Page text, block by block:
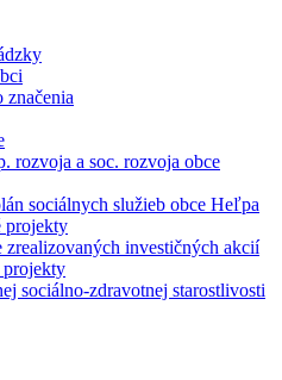
značenia
rozvoja a soc. rozvoja obce
sociálnych služieb obce Heľpa
projekty
zrealizovaných investičných akcií
projekty
sociálno-zdravotnej starostlivosti